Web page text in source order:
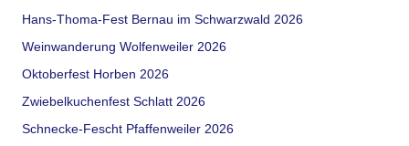
Hans-Thoma-Fest Bernau im Schwarzwald 2026
Weinwanderung Wolfenweiler 2026
Oktoberfest Horben 2026
Zwiebelkuchenfest Schlatt 2026
Schnecke-Fescht Pfaffenweiler 2026